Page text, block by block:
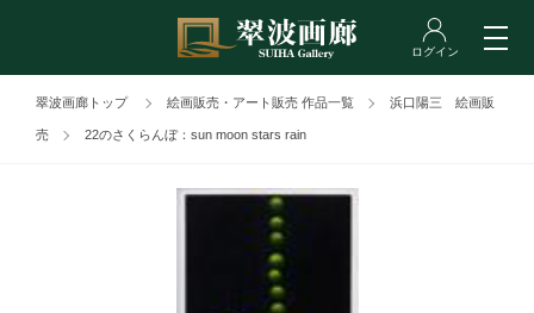
翠波画廊トップ 絵画販売・アート販売 作品一覧 浜口陽三 絵画販
売 22のさくらんぼ：sun moon stars rain